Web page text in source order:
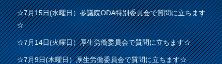
☆7月15日(水曜日）参議院ODA特別委員会で質問に立ちます
☆
☆7月14日(火曜日）厚生労働委員会で質問に立ちます☆
☆7月9日(木曜日）厚生労働委員会で質問に立ちます☆